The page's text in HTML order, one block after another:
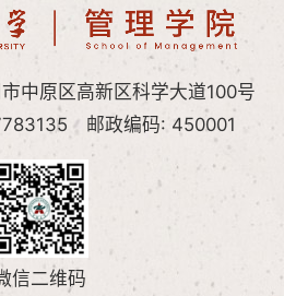
中原区高新区科学大道100号
邮政编码: 450001
信二维码